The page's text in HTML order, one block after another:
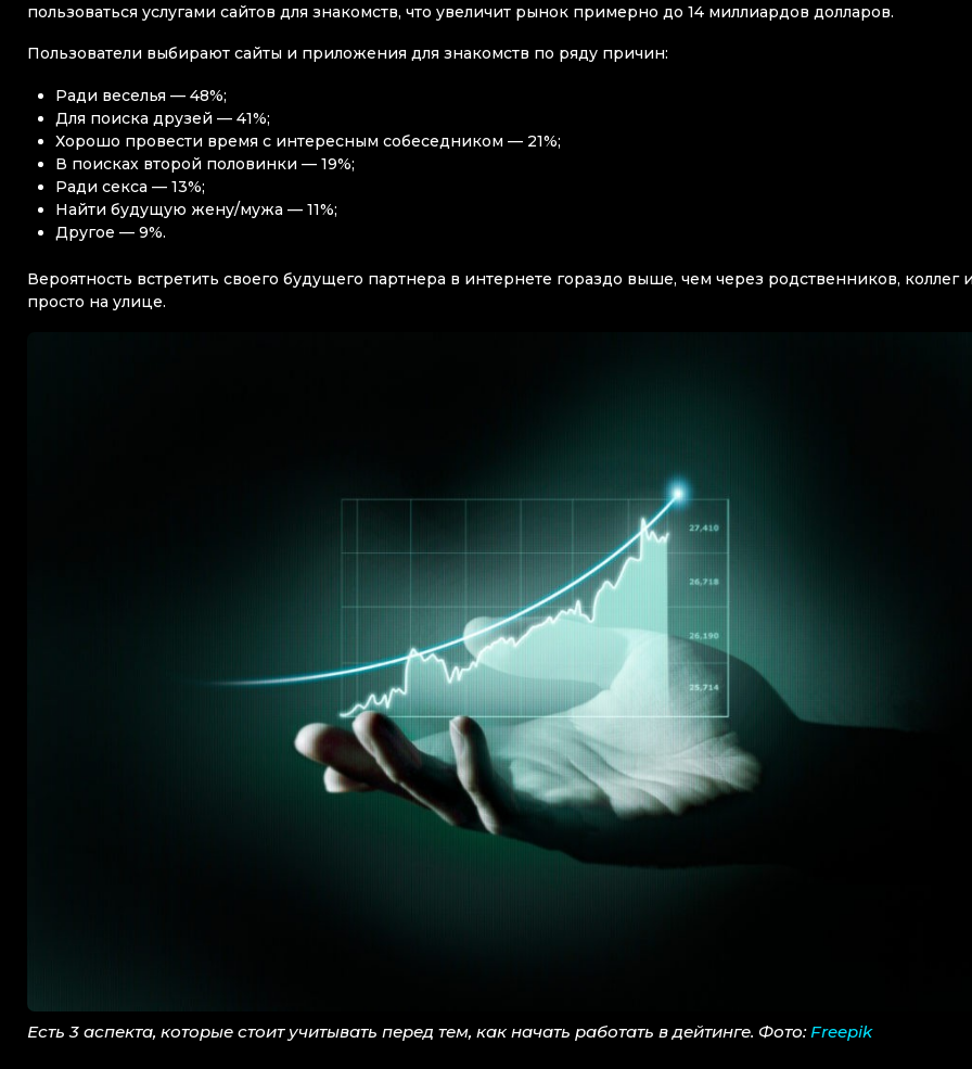
пользоваться услугами сайтов для знакомств, что увеличит рынок примерно до 14 миллиардов долларов.
Пользователи выбирают сайты и приложения для знакомств по ряду причин:
Ради веселья — 48%;
Для поиска друзей — 41%;
Хорошо провести время с интересным собеседником — 21%;
В поисках второй половинки — 19%;
Ради секса — 13%;
Найти будущую жену/мужа — 11%;
Другое — 9%.
Вероятность встретить своего будущего партнера в интернете гораздо выше, чем через родственников, коллег
просто на улице.
Есть 3 аспекта, которые стоит учитывать перед тем, как начать работать в дейтинге. Фото: Freepik